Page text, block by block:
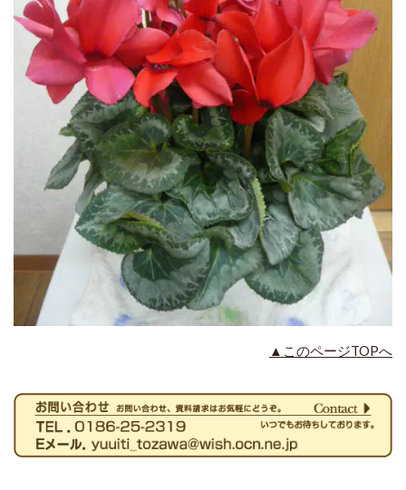
▲このページTOPへ